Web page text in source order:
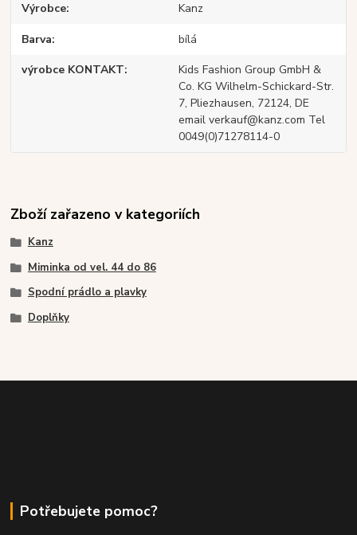
Výrobce Kanz
Barva bílá
výrobce KONTAKT
Kids Fashion Group GmbH &
Co. KG Wilhelm-Schickard-Str.
7, Pliezhausen, 72124, DE
email verkauf@kanz.com Tel
0049(0)71278114-0
Zboží zařazeno v kategoriích
Kanz
Miminka od vel. 44 do 86
Spodní prádlo a plavky
Doplňky
Potřebujete pomoc?